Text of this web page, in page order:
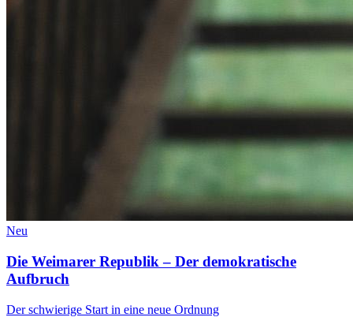
Neu
Die Weimarer Republik – Der demokratische
Aufbruch
Der schwierige Start in eine neue Ordnung